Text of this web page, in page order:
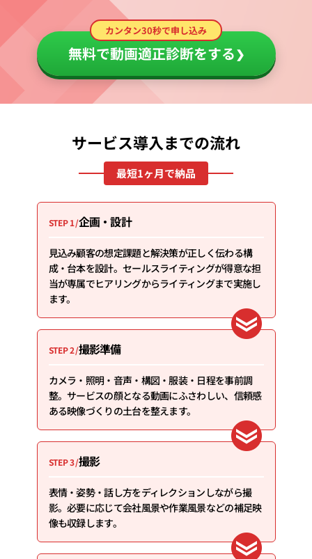
カンタン30秒で申し込み
無料で動画適正診断をする❯
サービス導入までの流れ
最短1ヶ月で納品
STEP 1 /企画・設計
見込み顧客の想定課題と解決策が正しく伝わる構
成・台本を設計。セールスライティングが得意な担
当が専属でヒアリングからライティングまで実施し
ます。
STEP 2 /撮影準備
カメラ・照明・音声・構図・服装・日程を事前調
整。サービスの顔となる動画にふさわしい、信頼感
ある映像づくりの土台を整えます。
STEP 3 /撮影
表情・姿勢・話し方をディレクションしながら撮
影。必要に応じて会社風景や作業風景などの補足映
像も収録します。